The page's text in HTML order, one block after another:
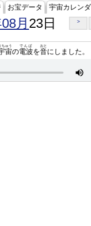
お宝データ 宇宙カレン
月 23日 >
宙
ちゅう
の電波
でんぱ
を音
おと
にしました。